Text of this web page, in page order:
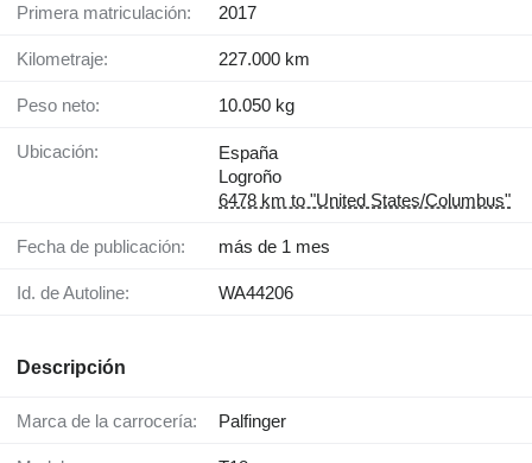
Primera matriculación: 2017
Kilometraje: 227.000 km
Peso neto: 10.050 kg
Ubicación:
España
Logroño
6478 km to "United States/Columbus"
Fecha de publicación: más de 1 mes
Id. de Autoline: WA44206
Descripción
Marca de la carrocería: Palfinger